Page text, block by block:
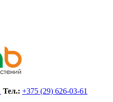
Тел.: +375 (29) 626-03-61